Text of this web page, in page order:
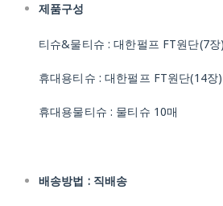
제품구성
티슈&물티슈 : 대한펄프 FT원단(7
휴대용티슈 : 대한펄프 FT원단(14장)
휴대용물티슈 : 물티슈 10매
배송방법 : 직배송